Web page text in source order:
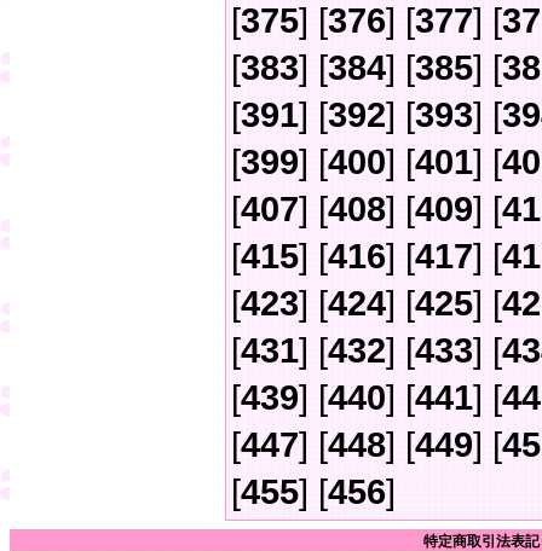
[375] [376] [377] [
[383] [384] [385] [
[391] [392] [393] [
[399] [400] [401] [
[407] [408] [409] [
[415] [416] [417] [
[423] [424] [425] [
[431] [432] [433] [
[439] [440] [441] [
[447] [448] [449] [
[455] [456]
特定商取引法表記